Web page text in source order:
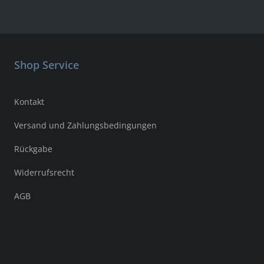
Shop Service
Kontakt
Versand und Zahlungsbedingungen
Rückgabe
Widerrufsrecht
AGB